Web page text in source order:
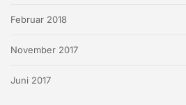
Februar 2018
November 2017
Juni 2017